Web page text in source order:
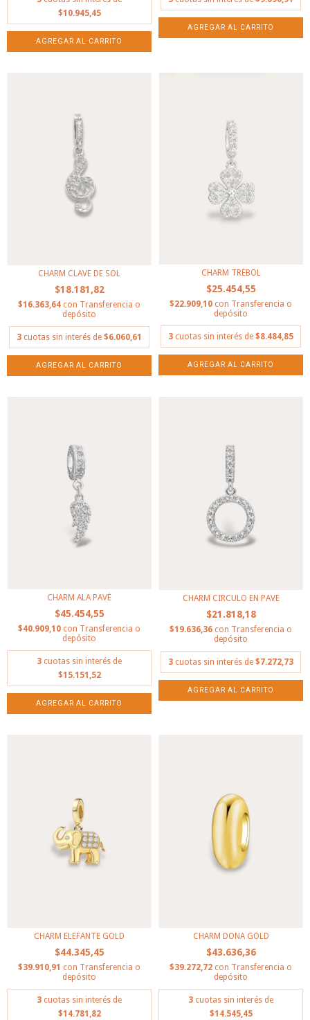
$10.945,45
CHARM CLAVE DE SOL
$18.181,82
$16.363,64 con Transferencia o
depósito
3 cuotas sin interés de $6.060,61
CHARM TRÉBOL
$25.454,55
$22.909,10 con Transferencia o
depósito
3 cuotas sin interés de $8.484,85
CHARM ALA PAVÉ
$45.454,55
$40.909,10 con Transferencia o
depósito
3 cuotas sin interés de
$15.151,52
CHARM CIRCULO EN PAVE
$21.818,18
$19.636,36 con Transferencia o
depósito
3 cuotas sin interés de $7.272,73
CHARM ELEFANTE GOLD
$44.345,45
$39.910,91 con Transferencia o
depósito
3 cuotas sin interés de
$14.781,82
CHARM DONA GOLD
$43.636,36
$39.272,72 con Transferencia o
depósito
3 cuotas sin interés de
$14.545,45